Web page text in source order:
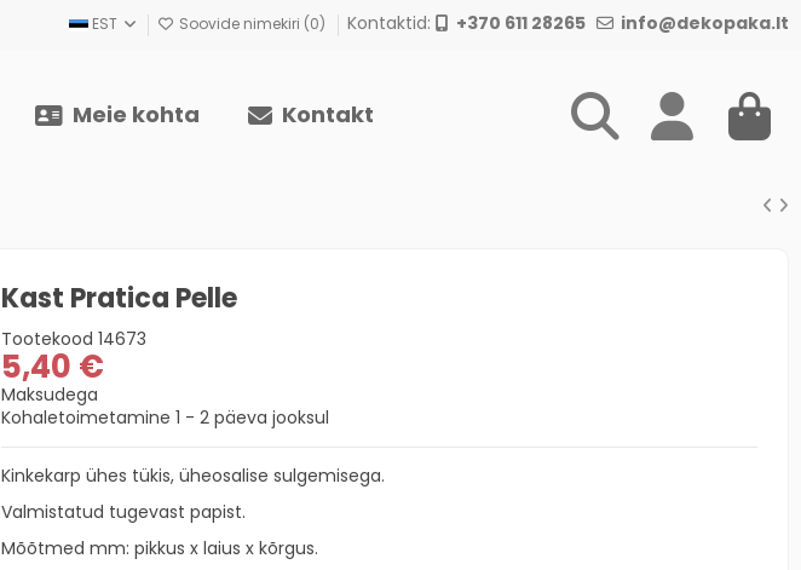
EST Soovide nimekiri (0) Kontaktid: +370 611 28265 info@dekopaka.lt
Meie kohta Kontakt
Kast Pratica Pelle
Tootekood 14673
5,40 €
Maksudega
Kohaletoimetamine 1 - 2 päeva jooksul
Kinkekarp ühes tükis, üheosalise sulgemisega.
Valmistatud tugevast papist.
Mõõtmed mm: pikkus x laius x kõrgus.